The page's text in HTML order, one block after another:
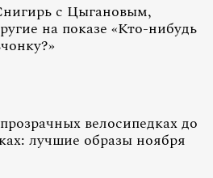
с Цыгановым,
на показе «Кто-нибудь
велосипедках до
лучшие образы ноября